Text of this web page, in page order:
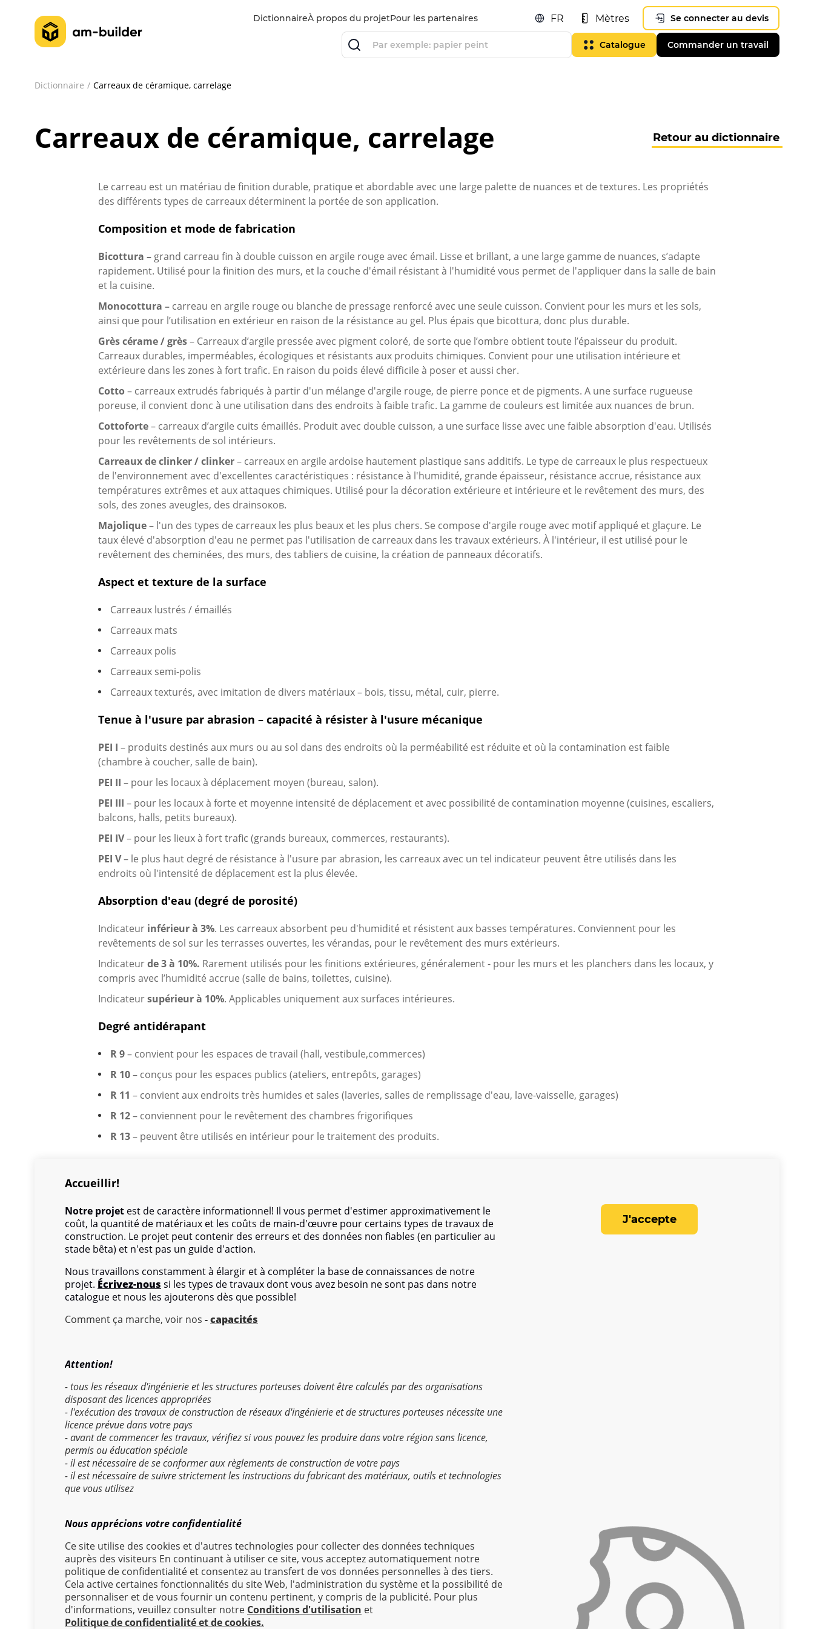
DictionnaireÀ propos du projetPour les partenaires FR Mètres Se connecter au devis
Catalogue Commander un travail
Dictionnaire Carreaux de céramique, carrelage
Carreaux de céramique, carrelage Retour au dictionnaire
Le carreau est un matériau de finition durable, pratique et abordable avec une large palette de nuances et de textures. Les propriétés
des différents types de carreaux déterminent la portée de son application.
Composition et mode de fabrication
Bicottura – grand carreau fin à double cuisson en argile rouge avec émail. Lisse et brillant, a une large gamme de nuances, s’adapte
rapidement. Utilisé pour la finition des murs, et la couche d'émail résistant à l'humidité vous permet de l'appliquer dans la salle de bain
et la cuisine.
Monocottura – carreau en argile rouge ou blanche de pressage renforcé avec une seule cuisson. Convient pour les murs et les sols,
ainsi que pour l’utilisation en extérieur en raison de la résistance au gel. Plus épais que bicottura, donc plus durable.
Grès cérame / grès– Carreaux d’argile pressée avec pigment coloré, de sorte que l’ombre obtient toute l’épaisseur du produit.
Carreaux durables, imperméables, écologiques et résistants aux produits chimiques. Convient pour une utilisation intérieure et
extérieure dans les zones à fort trafic. En raison du poids élevé difficile à poser et aussi cher.
Cotto– carreaux extrudés fabriqués à partir d'un mélange d'argile rouge, de pierre ponce et de pigments. A une surface rugueuse
poreuse, il convient donc à une utilisation dans des endroits à faible trafic. La gamme de couleurs est limitée aux nuances de brun.
Cottoforte– carreaux d’argile cuits émaillés. Produit avec double cuisson, a une surface lisse avec une faible absorption d'eau. Utilisés
pour les revêtements de sol intérieurs.
Carreaux de clinker / clinker– carreaux en argile ardoise hautement plastique sans additifs. Le type de carreaux le plus respectueux
de l'environnement avec d'excellentes caractéristiques : résistance à l'humidité, grande épaisseur, résistance accrue, résistance aux
températures extrêmes et aux attaques chimiques. Utilisé pour la décoration extérieure et intérieure et le revêtement des murs, des
sols, des zones aveugles, des drainsоков.
Majolique– l'un des types de carreaux les plus beaux et les plus chers. Se compose d'argile rouge avec motif appliqué et glaçure. Le
taux élevé d'absorption d'eau ne permet pas l'utilisation de carreaux dans les travaux extérieurs. À l'intérieur, il est utilisé pour le
revêtement des cheminées, des murs, des tabliers de cuisine, la création de panneaux décoratifs.
Aspect et texture de la surface
Carreaux lustrés / émaillés
Carreaux mats
Carreaux polis
Carreaux semi-polis
Carreaux texturés, avec imitation de divers matériaux – bois, tissu, métal, cuir, pierre.
Tenue à l'usure par abrasion – capacité à résister à l'usure mécanique
PEI I – produits destinés aux murs ou au sol dans des endroits où la perméabilité est réduite et où la contamination est faible
(chambre à coucher, salle de bain).
PEI II – pour les locaux à déplacement moyen (bureau, salon).
PEI III – pour les locaux à forte et moyenne intensité de déplacement et avec possibilité de contamination moyenne (cuisines, escaliers,
balcons, halls, petits bureaux).
PEI IV– pour les lieux à fort trafic (grands bureaux, commerces, restaurants).
PEI V– le plus haut degré de résistance à l'usure par abrasion, les carreaux avec un tel indicateur peuvent être utilisés dans les
endroits où l'intensité de déplacement est la plus élevée.
Absorption d'eau (degré de porosité)
Indicateur inférieur à 3%. Les carreaux absorbent peu d'humidité et résistent aux basses températures. Conviennent pour les
revêtements de sol sur les terrasses ouvertes, les vérandas, pour le revêtement des murs extérieurs.
Indicateurde 3 à 10%. Rarement utilisés pour les finitions extérieures, généralement - pour les murs et les planchers dans les locaux, y
compris avec l’humidité accrue (salle de bains, toilettes, cuisine).
Indicateursupérieur à 10%. Applicables uniquement aux surfaces intérieures.
Degré antidérapant
R 9– convient pour les espaces de travail (hall, vestibule,commerces)
R 10– conçus pour les espaces publics (ateliers, entrepôts, garages)
R 11 – convient aux endroits très humides et sales (laveries, salles de remplissage d'eau, lave-vaisselle, garages)
R 12– conviennent pour le revêtement des chambres frigorifiques
R 13– peuvent être utilisés en intérieur pour le traitement des produits.
les carreaux de céramique peuvent être de différentes dimensions et formes.
info@am-builder.com Aidez le projet
CatalogueÀ propos du projetPour les partenairesContacts
Se connecter au devis
Commander un travail
Conditions d'utilisation Politique de confidentialité et de cookies
Accueillir!
Notre projet est de caractère informationnel! Il vous permet d'estimer approximativement le
coût, la quantité de matériaux et les coûts de main-d'œuvre pour certains types de travaux de
construction. Le projet peut contenir des erreurs et des données non fiables (en particulier au
stade bêta) et n'est pas un guide d'action.
Nous travaillons constamment à élargir et à compléter la base de connaissances de notre
projet. Écrivez-nous si les types de travaux dont vous avez besoin ne sont pas dans notre
catalogue et nous les ajouterons dès que possible!
Comment ça marche, voir nos -capacités
Attention!
- tous les réseaux d'ingénierie et les structures porteuses doivent être calculés par des organisations
disposant des licences appropriées
- l'exécution des travaux de construction de réseaux d'ingénierie et de structures porteuses nécessite une
licence prévue dans votre pays
- avant de commencer les travaux, vérifiez si vous pouvez les produire dans votre région sans licence,
permis ou éducation spéciale
- il est nécessaire de se conformer aux règlements de construction de votre pays
- il est nécessaire de suivre strictement les instructions du fabricant des matériaux, outils et technologies
que vous utilisez
Nous apprécions votre confidentialité
Ce site utilise des cookies et d'autres technologies pour collecter des données techniques
auprès des visiteurs En continuant à utiliser ce site, vous acceptez automatiquement notre
politique de confidentialité et consentez au transfert de vos données personnelles à des tiers.
Cela active certaines fonctionnalités du site Web, l'administration du système et la possibilité de
personnaliser et de vous fournir un contenu pertinent, y compris de la publicité. Pour plus
d'informations, veuillez consulter notre Conditions d'utilisation et
Politique de confidentialité et de cookies.
J'accepte